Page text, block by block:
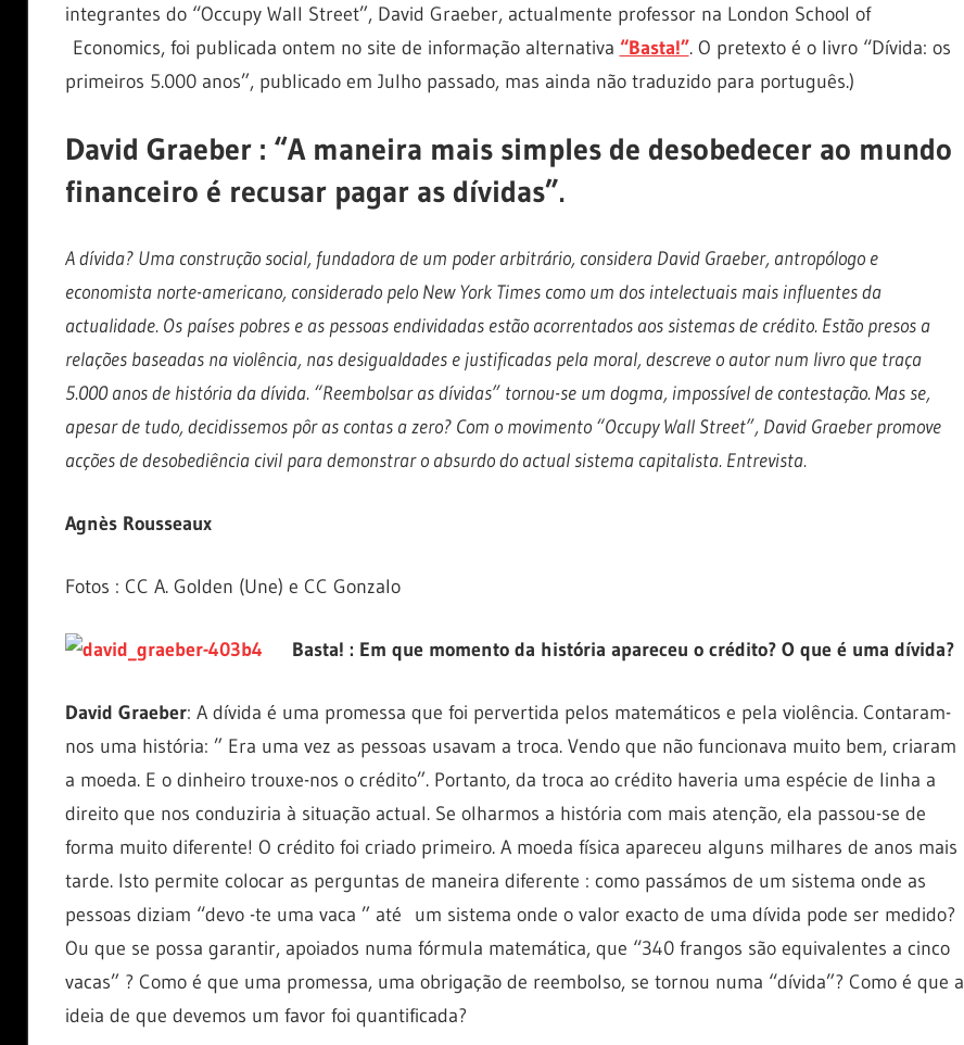
integrantes do “Occupy Wall Street”, David Graeber, actualmente professor na London School of
Economics, foi publicada ontem no site de informação alternativa “Basta!”. O pretexto é o livro “Dívida: os
primeiros 5.000 anos”, publicado em Julho passado, mas ainda não traduzido para português.)
David Graeber : “A maneira mais simples de desobedecer ao mundo
financeiro é recusar pagar as dívidas”.
A dívida? Uma construção social, fundadora de um poder arbitrário, considera David Graeber, antropólogo e
economista norte-americano, considerado pelo New York Times como um dos intelectuais mais influentes da
actualidade. Os países pobres e as pessoas endividadas estão acorrentados aos sistemas de crédito. Estão presos a
relações baseadas na violência, nas desigualdades e justificadas pela moral, descreve o autor num livro que traça
5.000 anos de história da dívida. “Reembolsar as dívidas” tornou-se um dogma, impossível de contestação. Mas se,
apesar de tudo, decidissemos pôr as contas a zero? Com o movimento “Occupy Wall Street”, David Graeber promove
acções de desobediência civil para demonstrar o absurdo do actual sistema capitalista. Entrevista.
Agnès Rousseaux
Fotos : CC A. Golden (Une) e CC Gonzalo
Basta! : Em que momento da história apareceu o crédito? O que é uma dívida?
David Graeber: A dívida é uma promessa que foi pervertida pelos matemáticos e pela violência. Contaram-
nos uma história: ” Era uma vez as pessoas usavam a troca. Vendo que não funcionava muito bem, criaram
a moeda. E o dinheiro trouxe-nos o crédito”. Portanto, da troca ao crédito haveria uma espécie de linha a
direito que nos conduziria à situação actual. Se olharmos a história com mais atenção, ela passou-se de
forma muito diferente! O crédito foi criado primeiro. A moeda física apareceu alguns milhares de anos mais
tarde. Isto permite colocar as perguntas de maneira diferente : como passámos de um sistema onde as
pessoas diziam “devo -te uma vaca ” até um sistema onde o valor exacto de uma dívida pode ser medido?
Ou que se possa garantir, apoiados numa fórmula matemática, que “340 frangos são equivalentes a cinco
vacas” ? Como é que uma promessa, uma obrigação de reembolso, se tornou numa “dívida”? Como é que a
ideia de que devemos um favor foi quantificada?